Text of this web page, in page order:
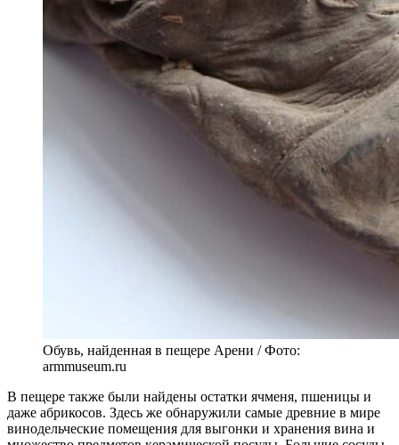
Обувь, найденная в пещере Арени / Фото:
armmuseum.ru
В пещере также были найдены остатки ячменя, пшеницы и
даже абрикосов. Здесь же обнаружили самые древние в мире
винодельческие помещения для выгонки и хранения вина и